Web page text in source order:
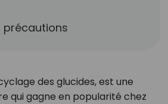
précautions
des glucides, est une
qui gagne en popularité chez